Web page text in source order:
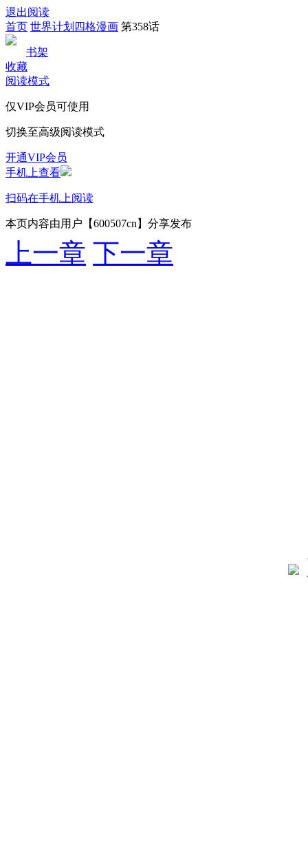
退出阅读
首页 世界计划四格漫画 第358话
书架
收藏
阅读模式
仅VIP会员可使用
切换至高级阅读模式
开通VIP会员
手机上查看
扫码在手机上阅读
本页内容由用户【600507cn】分享发布
上一章 下一章